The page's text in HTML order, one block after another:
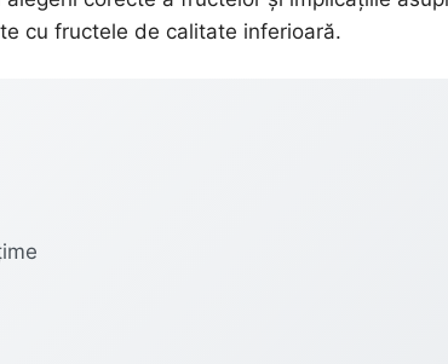
cu fructele de calitate inferioară.